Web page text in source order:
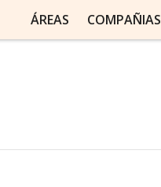
ÁREAS COMPAÑIAS